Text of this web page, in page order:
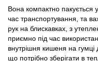
Вона компактно
час транспортування, та
рук на блискавках, з
приємно під час
внутрішня кишеня на
що потрібно зберігати в